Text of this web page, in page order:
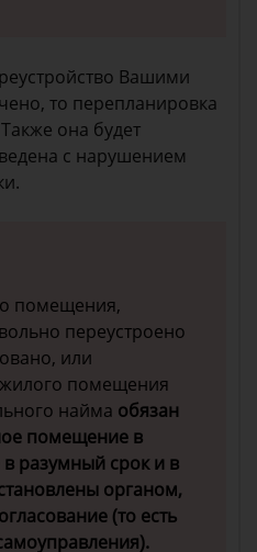
Вашими
то перепланировка
она будет
с нарушением
помещения,
переустроено
или
жилого помещения
найма обязан
помещение в
разумный срок и в
органом,
(то есть